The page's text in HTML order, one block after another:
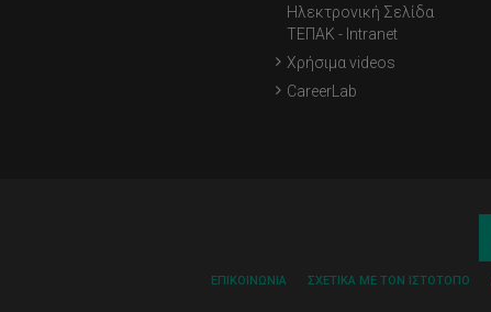
Ηλεκτρονική Σελίδα
ΤΕΠΑΚ - Intranet
Χρήσιμα videos
CareerLab
ΕΠΙΚΟΙΝΩΝΊΑ ΣΧΕΤΙΚΆ ΜΕ ΤΟΝ ΙΣΤΌΤΟΠΟ